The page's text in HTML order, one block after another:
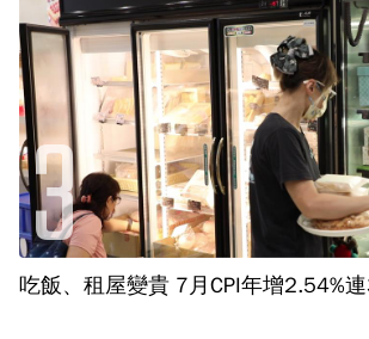
吃飯、租屋變貴 7月CPI年增2.54%